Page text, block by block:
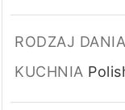
RODZAJ DANIA
KUCHNIA